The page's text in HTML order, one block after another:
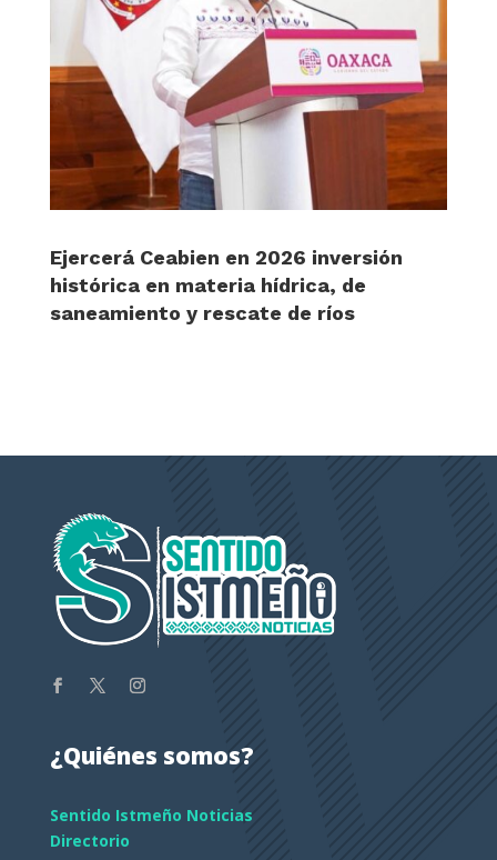
Ejercerá Ceabien en 2026 inversión
histórica en materia hídrica, de
saneamiento y rescate de ríos
¿Quiénes somos?
Sentido Istmeño Noticias
Directorio